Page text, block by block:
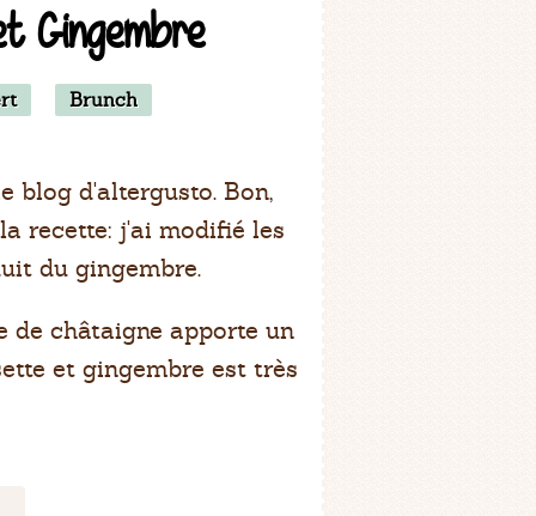
Gingembre
Brunch
blog d'altergusto. Bon,
recette: j'ai modifié les
du gingembre.
de châtaigne apporte un
et gingembre est très